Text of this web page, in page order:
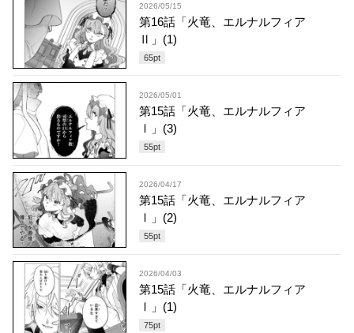
2026/05/15
第16話「火竜、エルナルフィア
Ⅱ」(1)
65pt
2026/05/01
第15話「火竜、エルナルフィア
Ⅰ」(3)
55pt
2026/04/17
第15話「火竜、エルナルフィア
Ⅰ」(2)
55pt
2026/04/03
第15話「火竜、エルナルフィア
Ⅰ」(1)
75pt